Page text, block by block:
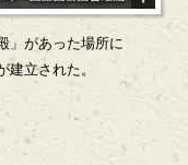
」があった場所に
建立された。